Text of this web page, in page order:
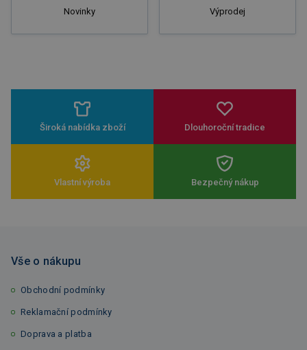
Novinky Výprodej
Široká nabídka zboží Dlouhoroční tradice
Vlastní výroba Bezpečný nákup
Vše o nákupu
Obchodní podmínky
Reklamační podmínky
Doprava a platba